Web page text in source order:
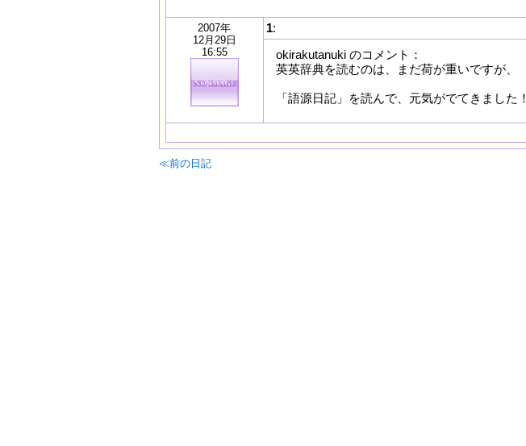
2007年
12月29日
16:55
1:
okirakutanuki のコメント：
英英辞典を読むのは、まだ荷が重いですが、
「語源日記」を読んで、元気がでてきました！
≪前の日記